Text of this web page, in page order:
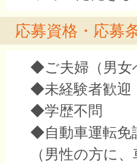
応募資格・応募
◆ご夫婦（男女
◆未経験者歓迎
◆学歴不問
◆自動車運転免
（男性の方に